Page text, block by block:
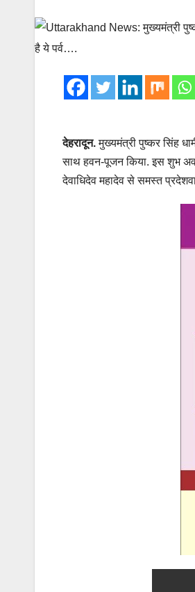
देहरादून.मुख्यमंत्री पुष्कर सिंह
साथ हवन-पूजन किया. इस शुभ
देवाधिदेव महादेव से समस्त